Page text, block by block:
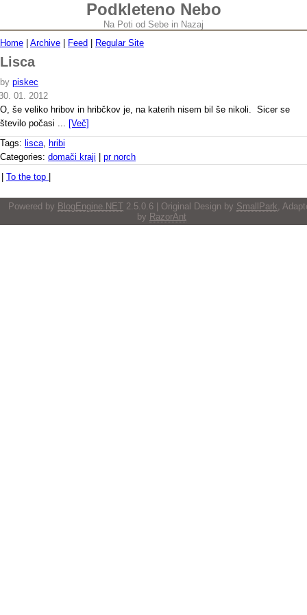
Podkleteno Nebo
Na Poti od Sebe in Nazaj
Home
Archive Feed Regular Site
Lisca
by piskec
01. 2012
O, še veliko hribov in hribčkov je, na katerih nisem bil še nikoli. Sicer se
število počasi ... [Več]
Tags: lisca, hribi
Categories: domači kraji
pr norch
To the top
Powered by BlogEngine.NET 2.5.0.6 | Original Design by SmallPark,
by RazorAnt